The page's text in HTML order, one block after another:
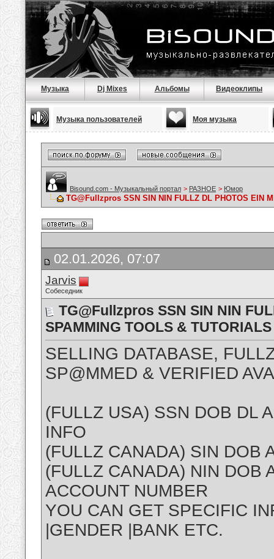
Музыка Dj Mixes Альбомы Видеоклипы
Музыка пользователей Моя музыка
Bisound.com - Музыкальный портал > РАЗНОЕ > Юмор
TG@Fullzpros SSN SIN NIN FULLZ DL PHOTOS EIN
02.01.2026, 07:07
Jarvis
Собеседник
TG@Fullzpros SSN SIN NIN
SPAMMING TOOLS & TUTORIALS
SELLING DATABASE,
SP@MMED & VERIFIED
(FULLZ USA) SSN DOB DL
INFO
(FULLZ CANADA) SIN DOB
(FULLZ CANADA) NIN DOB
ACCOUNT NUMBER
YOU CAN GET SPECIFIC
|GENDER |BANK ETC.